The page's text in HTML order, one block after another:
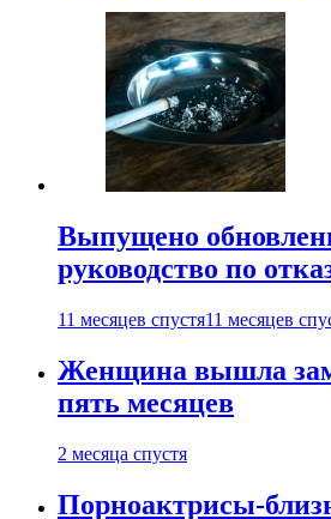
Выпущено
руководство по
11 месяцев спустя11 месяцев
Женщина вышла
пять месяцев
2 месяца спустя
Порноактрисы-